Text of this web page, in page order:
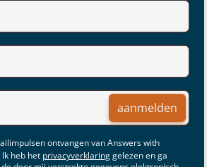
aanmelden
ontvangen van Answers with
Ik heb het privacyverklaringgelezen en ga